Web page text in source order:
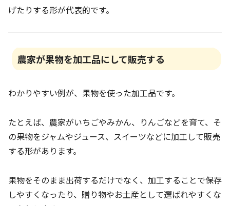
げたりする形が代表的です。
農家が果物を加工品にして販売する
わかりやすい例が、果物を使った加工品です。
たとえば、農家がいちごやみかん、りんごなどを育て、そ
の果物をジャムやジュース、スイーツなどに加工して販売
する形があります。
果物をそのまま出荷するだけでなく、加工することで保存
しやすくなったり、贈り物やお土産として選ばれやすくな